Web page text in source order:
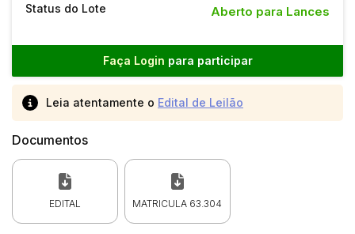
Status do Lote Aberto para Lances
Faça Login para participar
Leia atentamente o Edital de Leilão
Documentos
EDITAL MATRICULA 63.304